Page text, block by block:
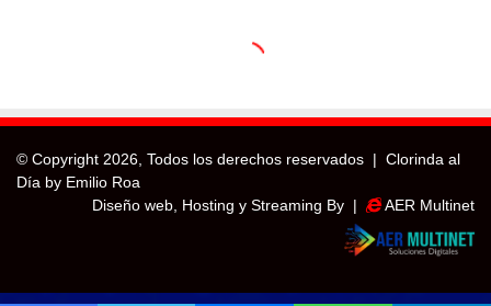
© Copyright 2026, Todos los derechos reservados | Clorinda al
Día by Emilio Roa
Diseño web, Hosting y Streaming By |
AER Multinet